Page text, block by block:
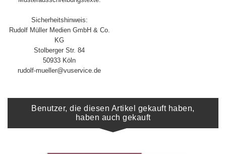
Sicherheitshinweis:
Rudolf Müller Medien GmbH & Co.
KG
Stolberger Str. 84
50933 Köln
rudolf-mueller@vuservice.de
Benutzer, die diesen Artikel gekauft haben,
haben auch gekauft